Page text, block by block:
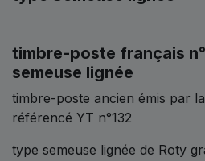
timbre-poste français
semeuse lignée
timbre-poste ancien émis par
référencé YT n°132
type semeuse lignée de Roty